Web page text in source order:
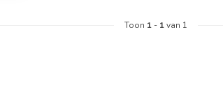
Toon 1 - 1van 1